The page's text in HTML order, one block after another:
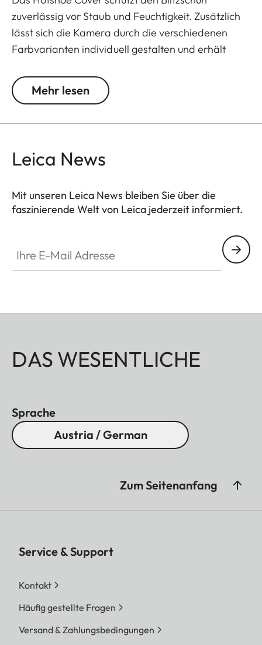
zuverlässig vor Staub und Feuchtigkeit. Zusätzlich
lässt sich die Kamera durch die verschiedenen
Farbvarianten individuell gestalten und erhält
Das Kamera-Zubehör der Leica Q3 bietet eine
- Daumenstütze
- Soft Release Button
- Gegenlichtblende, rund
Die Zubehörteile sind in drei Ausführungen
erhältlich: Aluminium, schwarz eloxiert oder silber
Mehr lesen
Leica News
Mit unseren Leica News bleiben Sie über die
faszinierende Welt von Leica jederzeit informiert.
DAS WESENTLICHE
Sprache
Austria / German
Zum Seitenanfang
Service & Support
Kontakt
Häufig gestellte Fragen
Versand & Zahlungsbedingungen